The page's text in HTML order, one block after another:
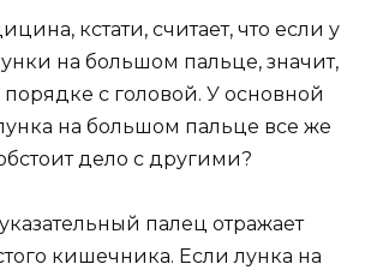
кстати, считает, что если у
на большом пальце, значит,
порядке с головой. У основной
на большом пальце все же
дело с другими?
палец отражает
кишечника. Если лунка на